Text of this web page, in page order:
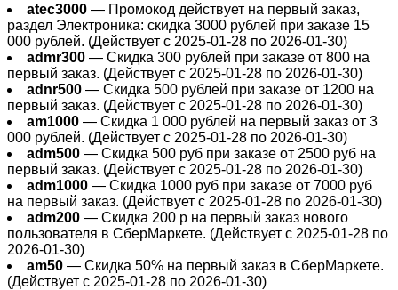
atec3000 — Промокод действует на первый заказ,
раздел Электроника: скидка 3000 рублей при заказе 15
000 рублей. (Действует с 2025-01-28 по 2026-01-30)
admr300 — Скидка 300 рублей при заказе от 800 на
первый заказ. (Действует с 2025-01-28 по 2026-01-30)
adnr500 — Скидка 500 рублей при заказе от 1200 на
первый заказ. (Действует с 2025-01-28 по 2026-01-30)
am1000 — Скидка 1 000 рублей на первый заказ от 3
000 рублей. (Действует с 2025-01-28 по 2026-01-30)
adm500 — Скидка 500 руб при заказе от 2500 руб на
первый заказ. (Действует с 2025-01-28 по 2026-01-30)
adm1000 — Скидка 1000 руб при заказе от 7000 руб
на первый заказ. (Действует с 2025-01-28 по 2026-01-30)
adm200 — Cкидка 200 р на первый заказ нового
пользователя в СберМаркете. (Действует с 2025-01-28 по
2026-01-30)
am50 — Скидка 50% на первый заказ в СберМаркете.
(Действует с 2025-01-28 по 2026-01-30)